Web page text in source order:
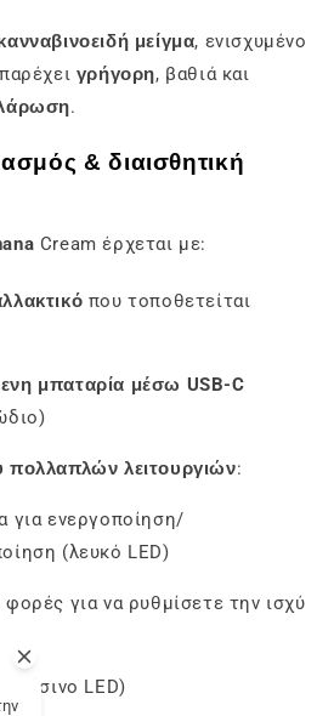
μείγμα, ενισχυμένο
γρήγορη, βαθιά και
.
& διαισθητική
Cream έρχεται με:
που τοποθετείται
μπαταρία μέσω USB-C
πολλαπλών λειτουργιών:
για ενεργοποίηση/
(λευκό LED)
για να ρυθμίσετε την ισχύ
(πράσινο LED)